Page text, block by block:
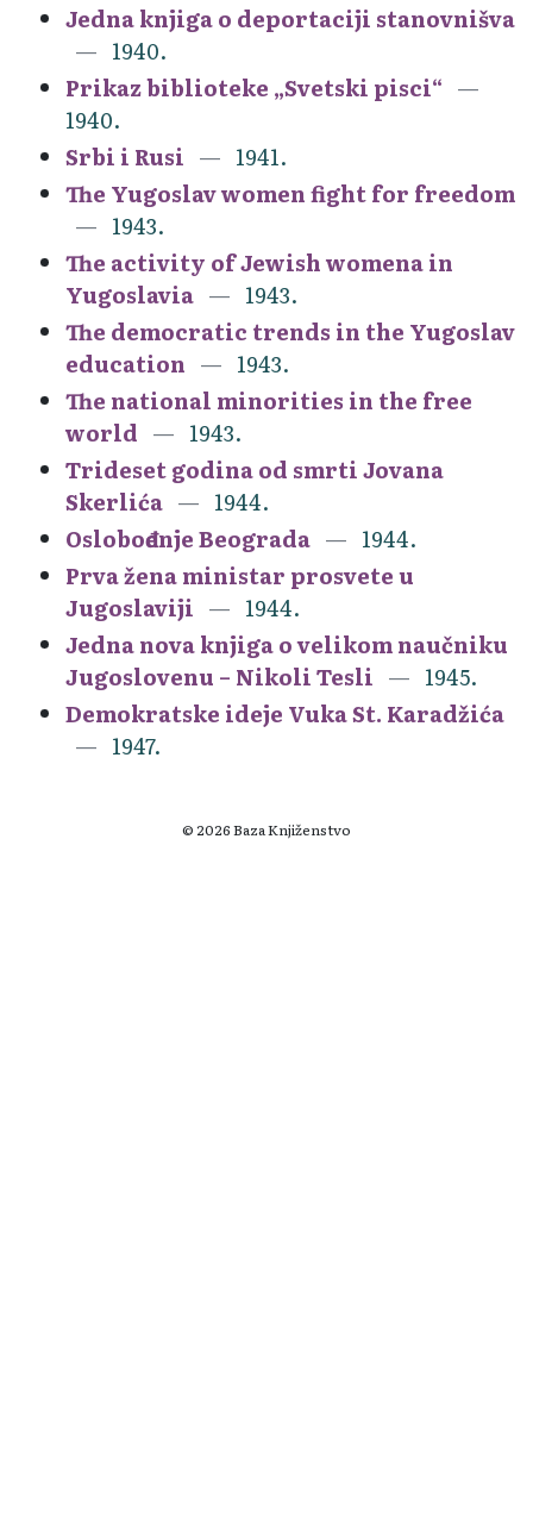
Jedna knjiga o deportaciji stanovnišva
1940.
Prikaz biblioteke „Svetski pisci“
1940.
Srbi i Rusi
1941.
The Yugoslav women fight for freedom
1943.
The activity of Jewish womena in
Yugoslavia
1943.
The democratic trends in the Yugoslav
education
1943.
The national minorities in the free
world
1943.
Trideset godina od smrti Jovana
Skerlića
1944.
Oslobođenje Beograda
1944.
Prva žena ministar prosvete u
Jugoslaviji
1944.
Jedna nova knjiga o velikom naučniku
Jugoslovenu – Nikoli Tesli
1945.
Demokratske ideje Vuka St. Karadžića
1947.
© 2026 Baza Knjiženstvo